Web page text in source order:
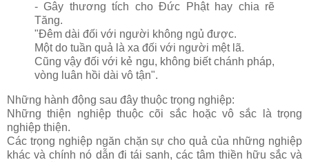
- Gây thương tích cho Ðức Phật hay chia rẽ
Tăng.
"Ðêm dài đối với người không ngủ được.
Một do tuần quả là xa đối với người mệt lã.
Cũng vậy đối với kẻ ngu, không biết chánh pháp,
vòng luân hồi dài vô tận".
Những hành động sau đây thuộc trọng nghiệp:
Những thiện nghiệp thuộc cõi sắc hoặc vô sắc là trọng
nghiệp thiện.
Các trọng nghiệp ngăn chặn sự cho quả của những nghiệp
khác và chính nó dẫn đi tái sanh, các tâm thiền hữu sắc và